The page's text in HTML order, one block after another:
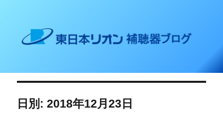
東日本リオン 補聴器ブログ
日別: 2018年12月23日